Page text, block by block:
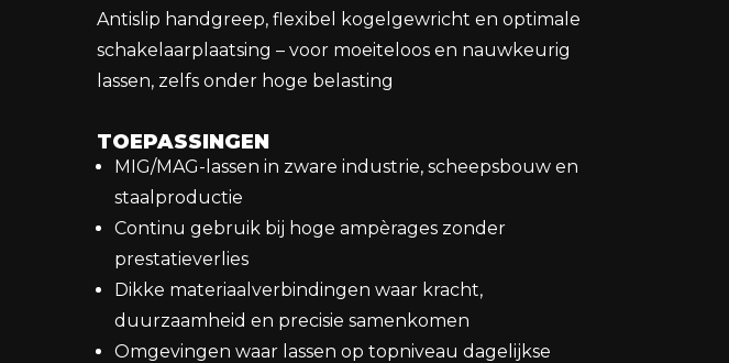
Antislip handgreep, flexibel kogelgewricht en optimale
schakelaarplaatsing – voor moeiteloos en nauwkeurig
lassen, zelfs onder hoge belasting
TOEPASSINGEN
MIG/MAG-lassen in zware industrie, scheepsbouw en
staalproductie
Continu gebruik bij hoge ampèrages zonder
prestatieverlies
Dikke materiaalverbindingen waar kracht,
duurzaamheid en precisie samenkomen
Omgevingen waar lassen op topniveau dagelijkse